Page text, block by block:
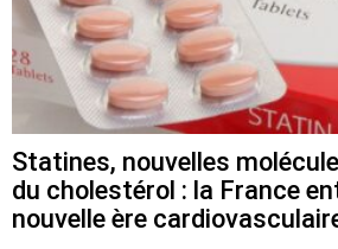
Statines, nouvelles
du cholestérol : la France
nouvelle ère